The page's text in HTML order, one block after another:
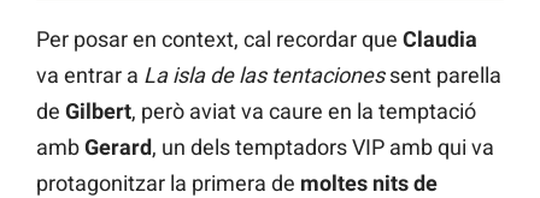
Per posar en context, cal recordar que Claudia
va entrar a La isla de las tentacionessent parella
de Gilbert, però aviat va caure en la temptació
ambGerard, un dels temptadors VIP amb qui va
protagonitzar la primera de moltes nits de